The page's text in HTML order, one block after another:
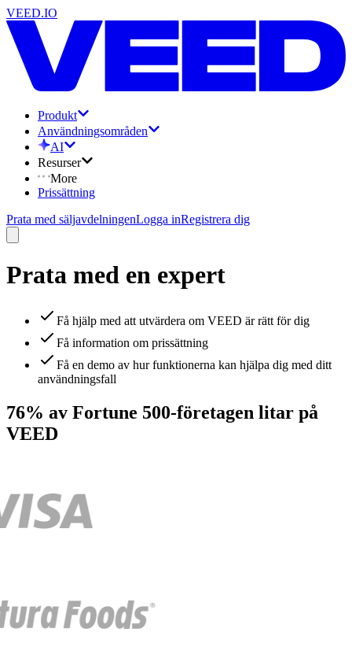
VEED.IO
Produkt
Användningsområden
AI
Resurser
More
Prissättning
Prata med säljavdelningenLogga inRegistrera dig
Prata med en expert
Få hjälp med att utvärdera om VEED är rätt för dig
Få information om prissättning
Få en demo av hur funktionerna kan hjälpa dig med ditt
användningsfall
76% av Fortune 500-företagen litar på
VEED